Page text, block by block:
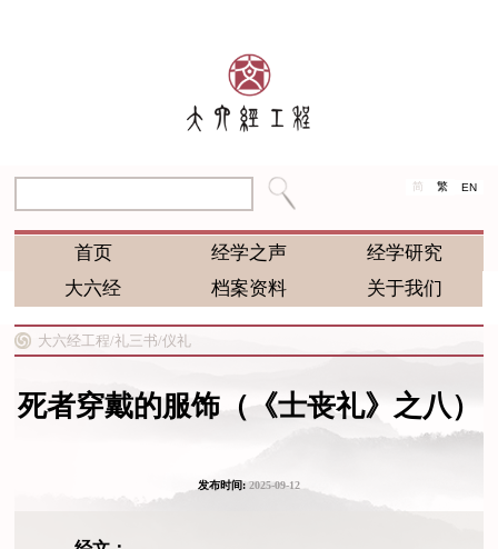
简 繁 EN
首页 经学之声
经学研究
大六经
档案资料 关于我们
大六经工程/礼三书/仪礼
死者穿戴的服饰（《士丧礼》之八）
发布时间:2025-09-12